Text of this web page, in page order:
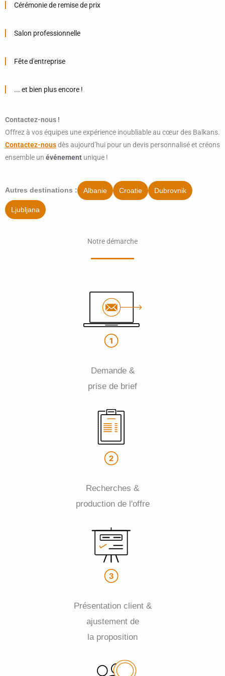
Cérémonie de remise de prix
Salon professionnelle
Fête d'entreprise
... et bien plus encore !
Contactez-nous !
Offrez à vos équipes une expérience inoubliable au cœur des Balkans.
Contactez-nousdès aujourd’hui pour un devis personnalisé et créons
ensemble un événement unique !
Autres destinations : Albanie Croatie Dubrovnik
Ljubljana
Notre démarche
Demande &
prise de brief
Recherches &
production de l'offre
Présentation client &
ajustement de
la proposition